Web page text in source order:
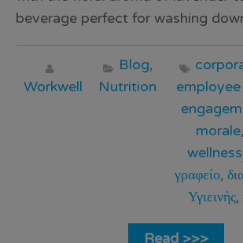
beverage perfect for washing
Workwell
Blog,
Nutrition
morale,
wellness
γραφείο,
Υγιεινής,
Read >>>